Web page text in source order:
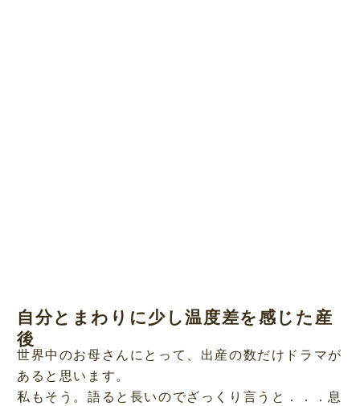
自分とまわりに少し温度差を感じた産
後
世界中のお母さんにとって、出産の数だけドラマが
あると思います。
私もそう。語ると長いのでざっくり言うと．．．息